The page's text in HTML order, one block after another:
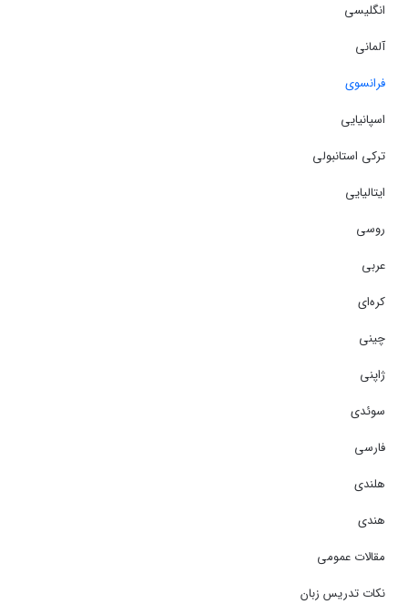
انگلیسی
آلمانی
فرانسوی
اسپانیایی
ترکی استانبولی
ایتالیایی
روسی
عربی
کره‌ای
چینی
ژاپنی
سوئدی
فارسی
هلندی
هندی
مقالات عمومی
نکات تدریس زبان